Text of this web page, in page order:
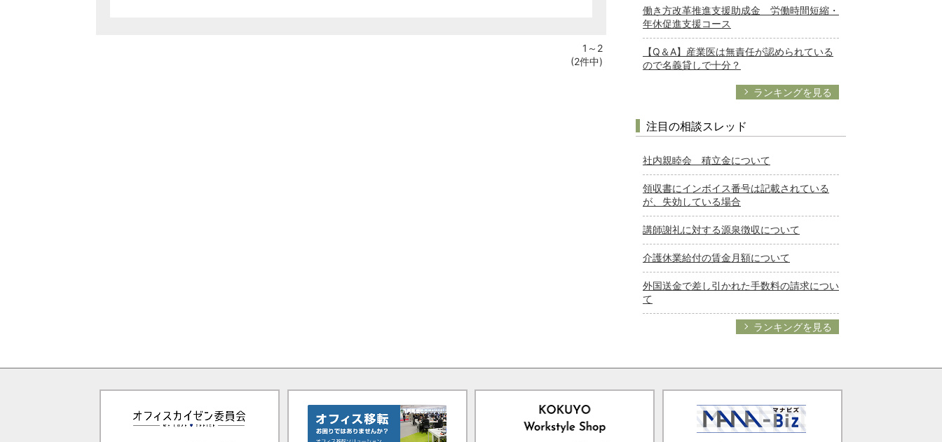
1～2
(2件中)
働き方改革推進支援助成金 労働時間短縮・
年休促進支援コース
【Q＆A】産業医は無責任が認められている
ので名義貸しで十分？
ランキングを見る
注目の相談スレッド
社内親睦会 積立金について
領収書にインボイス番号は記載されている
が、失効している場合
講師謝礼に対する源泉徴収について
介護休業給付の賃金月額について
外国送金で差し引かれた手数料の請求につい
て
ランキングを見る